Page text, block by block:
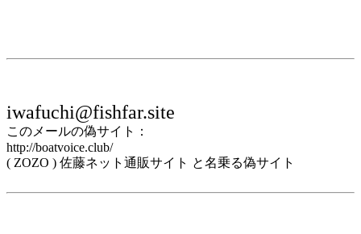
iwafuchi@fishfar.site
このメールの偽サイト：
http://boatvoice.club/
( ZOZO ) 佐藤ネット通販サイト と名乗る偽サイト